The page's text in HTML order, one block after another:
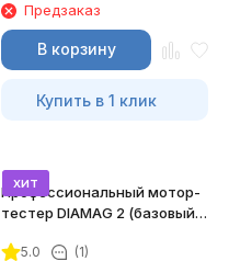
Предзаказ
В корзину
Купить в 1 клик
хит
Профессиональный мотор-
тестер DIAMAG 2 (базовый
5.0 (1)